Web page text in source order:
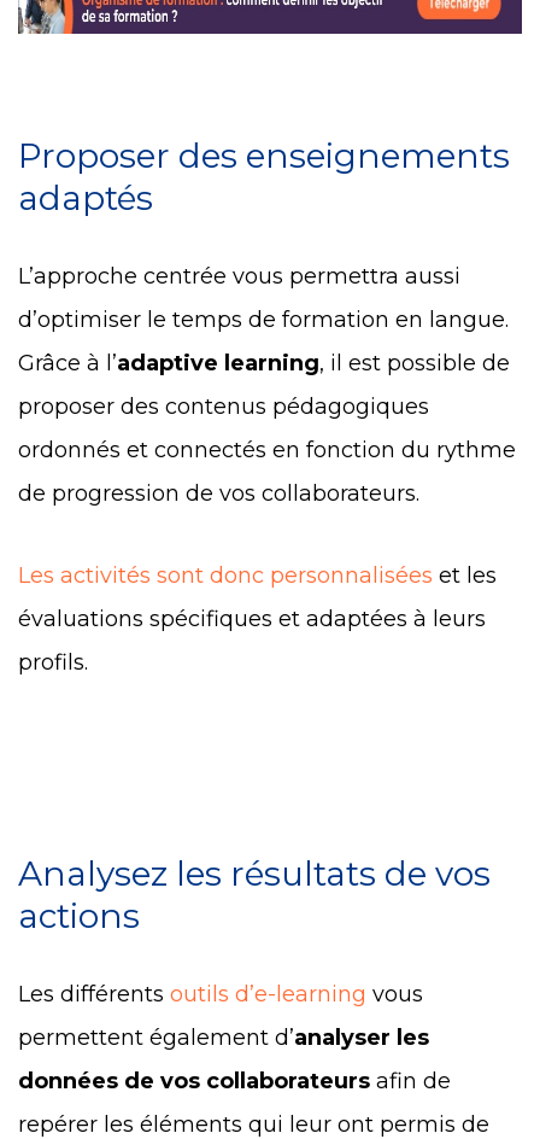
Proposer des enseignements
adaptés
L’approche centrée vous permettra aussi
d’optimiser le temps de formation en langue.
Grâce à l’adaptive learning, il est possible de
proposer des contenus pédagogiques
ordonnés et connectés en fonction du rythme
de progression de vos collaborateurs.
Les activités sont donc personnalisées et les
évaluations spécifiques et adaptées à leurs
profils.
Analysez les résultats de vos
actions
Les différents outils d’e-learning vous
permettent également d’analyser les
données de vos collaborateurs afin de
repérer les éléments qui leur ont permis de